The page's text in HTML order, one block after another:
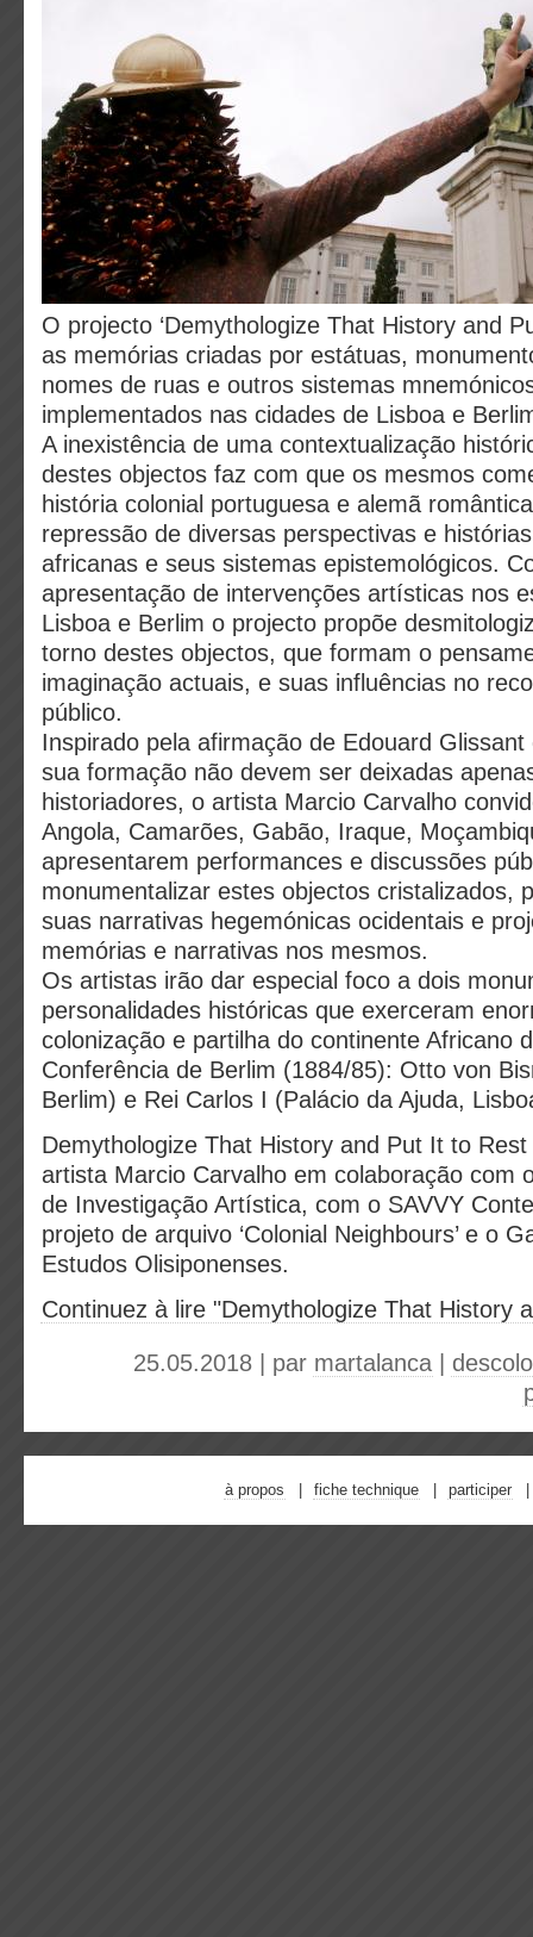
O projecto ‘Demythologize That History and
as memórias criadas por estátuas,
nomes de ruas e outros sistemas
implementados nas cidades de Lisboa e
A inexistência de uma contextualização
destes objectos faz com que os mesmos
história colonial portuguesa e alemã
repressão de diversas perspectivas e
africanas e seus sistemas epistemológicos.
apresentação de intervenções artísticas nos
Lisboa e Berlim o projecto propõe
torno destes objectos, que formam o
imaginação actuais, e suas influências no
público.
Inspirado pela afirmação de Edouard
sua formação não devem ser deixadas
historiadores, o artista Marcio Carvalho
Angola, Camarões, Gabão, Iraque,
apresentarem performances e discussões
monumentalizar estes objectos cristalizados,
suas narrativas hegemónicas ocidentais e
memórias e narrativas nos mesmos.
Os artistas irão dar especial foco a dois
personalidades históricas que exerceram
colonização e partilha do continente Africano
Conferência de Berlim (1884/85): Otto von
Berlim) e Rei Carlos I (Palácio da Ajuda,
Demythologize That History and Put It to
artista Marcio Carvalho em colaboração com
de Investigação Artística, com o SAVVY
projeto de arquivo ‘Colonial Neighbours’ e o
Estudos Olisiponenses.
Continuez à lire "Demythologize That History
25.05.2018 | par martalanca
à propos fiche technique participer